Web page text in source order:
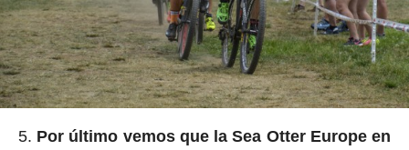
Por último vemos que la Sea Otter Europe en